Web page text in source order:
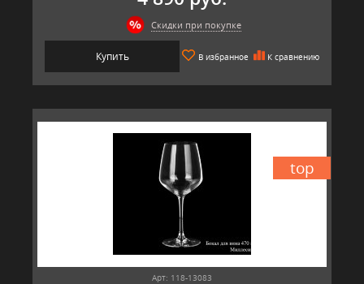
Скидки при покупке
Купить В избранное К сравнению
top
Арт: 118-13083